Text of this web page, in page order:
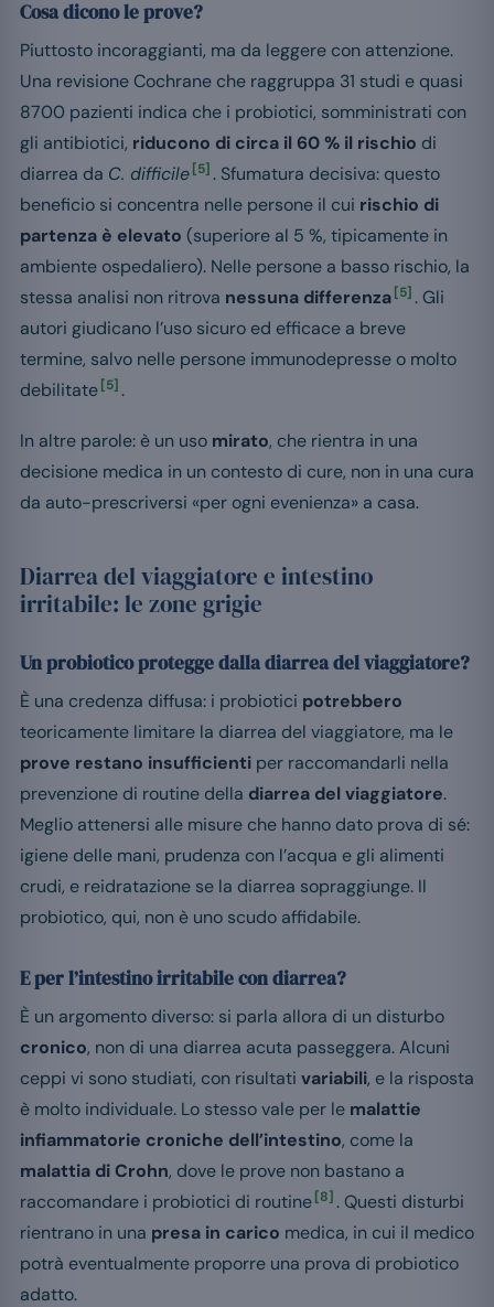
Cosa dicono le prove?
Piuttosto incoraggianti, ma da leggere con attenzione.
Una revisione Cochrane che raggruppa 31 studi e quasi
8700 pazienti indica che i probiotici, somministrati con
gli antibiotici, riducono di circa il 60 % il rischio di
diarrea da C. difficile [5] . Sfumatura decisiva: questo
beneficio si concentra nelle persone il cui rischio di
partenza è elevato (superiore al 5 %, tipicamente in
ambiente ospedaliero). Nelle persone a basso rischio, la
stessa analisi non ritrova nessuna differenza [5] . Gli
autori giudicano l’uso sicuro ed efficace a breve
termine, salvo nelle persone immunodepresse o molto
debilitate [5] .
In altre parole: è un uso mirato, che rientra in una
decisione medica in un contesto di cure, non in una cura
da auto-prescriversi «per ogni evenienza» a casa.
Diarrea del viaggiatore e intestino
irritabile: le zone grigie
Un probiotico protegge dalla diarrea del viaggiatore?
È una credenza diffusa: i probiotici potrebbero
teoricamente limitare la diarrea del viaggiatore, ma le
prove restano insufficienti per raccomandarli nella
prevenzione di routine della diarrea del viaggiatore.
Meglio attenersi alle misure che hanno dato prova di sé:
igiene delle mani, prudenza con l’acqua e gli alimenti
crudi, e reidratazione se la diarrea sopraggiunge. Il
probiotico, qui, non è uno scudo affidabile.
E per l’intestino irritabile con diarrea?
È un argomento diverso: si parla allora di un disturbo
cronico, non di una diarrea acuta passeggera. Alcuni
ceppi vi sono studiati, con risultati variabili, e la risposta
è molto individuale. Lo stesso vale per le malattie
infiammatorie croniche dell’intestino, come la
malattia di Crohn, dove le prove non bastano a
raccomandare i probiotici di routine [8] . Questi disturbi
rientrano in una presa in carico medica, in cui il medico
potrà eventualmente proporre una prova di probiotico
adatto.